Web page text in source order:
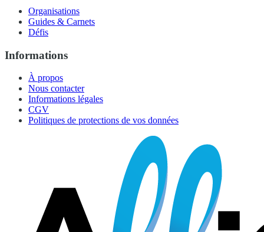
Organisations
Guides & Carnets
Défis
Informations
À propos
Nous contacter
Informations légales
CGV
Politiques de protections de vos données